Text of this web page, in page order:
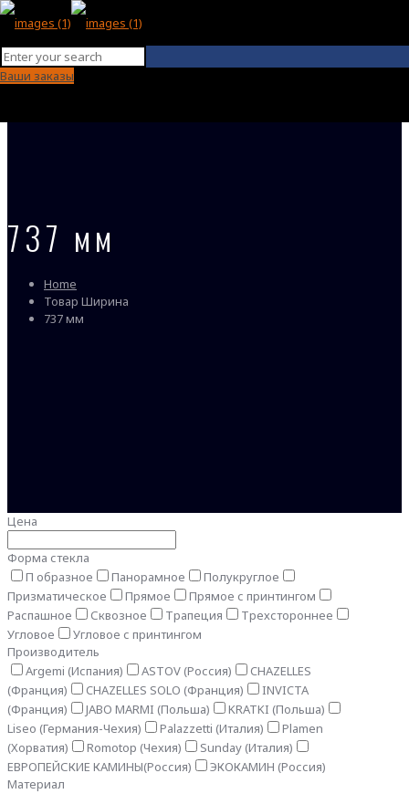
Ваши заказы
737 мм
Home
Товар Ширина
737 мм
Цена
Форма стекла
П образное
Панорамное
Полукруглое
Призматическое
Прямое
Прямое с принтингом
Распашное
Сквозное Трапеция
Трехстороннее
Угловое
Угловое с принтингом
Производитель
Argemi (Испания)
ASTOV (Россия)
CHAZELLES
(Франция)
CHAZELLES SOLO (Франция)
INVICTA
(Франция)
JABO MARMI (Польша)
KRATKI (Польша)
Liseo (Германия-Чехия)
Palazzetti (Италия)
Plamen
(Хорватия)
Romotop (Чехия)
Sunday (Италия)
ЕВРОПЕЙСКИЕ КАМИНЫ(Россия)
ЭКОКАМИН (Россия)
Материал